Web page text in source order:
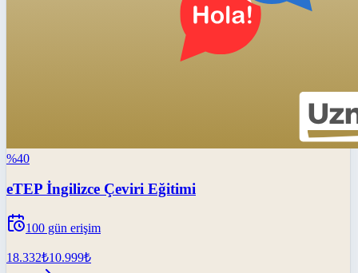
%40
eTEP İngilizce Çeviri Eğitimi
100 gün erişim
18.332₺10.999₺